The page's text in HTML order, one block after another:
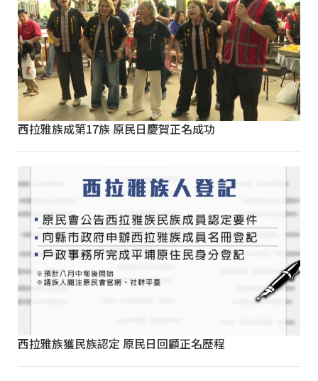
西拉雅族成第17族 原民日慶賀正名成功
西拉雅族獲民族認定 原民日回顧正名歷程